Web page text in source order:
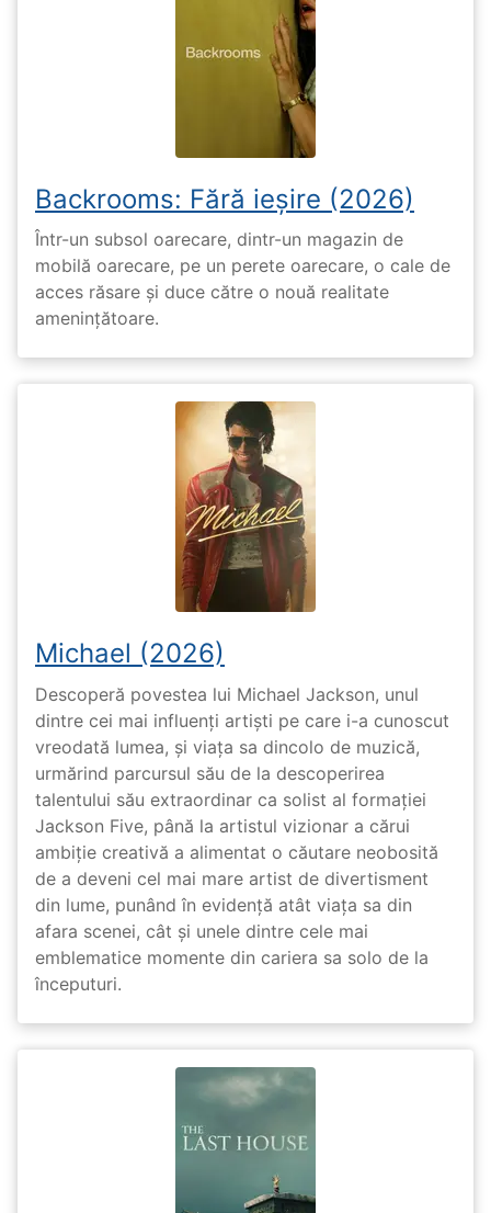
Backrooms: Fără ieșire (2026)
Într-un subsol oarecare, dintr-un magazin de
mobilă oarecare, pe un perete oarecare, o cale de
acces răsare și duce către o nouă realitate
amenințătoare.
Michael (2026)
Descoperă povestea lui Michael Jackson, unul
dintre cei mai influenți artiști pe care i-a cunoscut
vreodată lumea, și viața sa dincolo de muzică,
urmărind parcursul său de la descoperirea
talentului său extraordinar ca solist al formației
Jackson Five, până la artistul vizionar a cărui
ambiție creativă a alimentat o căutare neobosită
de a deveni cel mai mare artist de divertisment
din lume, punând în evidență atât viața sa din
afara scenei, cât și unele dintre cele mai
emblematice momente din cariera sa solo de la
începuturi.